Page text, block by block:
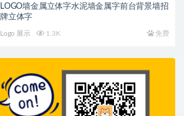
LOGO墙金属立体字水泥墙金属字前台背景墙招
牌立体字
Logo 展示 1.3K 免费